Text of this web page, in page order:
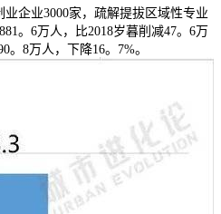
企业3000家，疏解提拔区域性专业
。6万人，比2018岁暮削减47。6万
8万人，下降16。7%。